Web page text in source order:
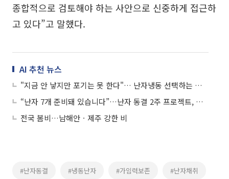
종합적으로 검토해야 하는 사안으로 신중하게 접근하
고 있다”고 말했다.
AI 추천 뉴스
"지금 안 낳지만 포기는 못 한다"… 난자냉동 선택하는 이유
“난자 7개 준비돼 있습니다”…난자 동결 2주 프로젝트, 사실상 임신 준비 같아
전국 봄비…남해안ㆍ제주 강한 비
#난자동결 #냉동난자 #가임력보존 #난자채취